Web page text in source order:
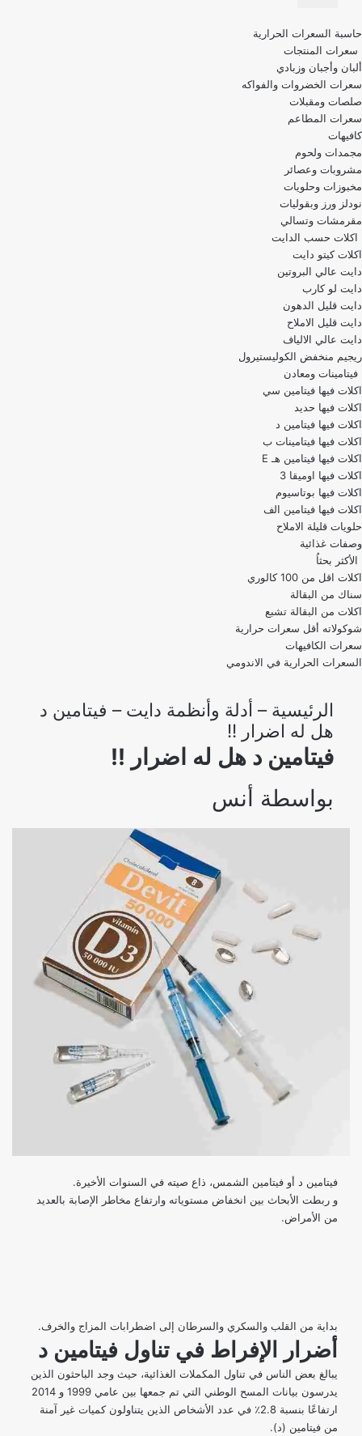
قائمة
التنقل
حاسبة السعرات الحرارية
سعرات المنتجات
ألبان وأجبان وزبادي
سعرات الخضروات والفواكه
صلصات ومقبلات
سعرات المطاعم
كافيهات
مجمدات ولحوم
مشروبات وعصائر
مخبوزات وحلويات
نودلز ورز وبقوليات
مقرمشات وتسالي
اكلات حسب الدايت
اكلات كيتو دايت
دايت عالي البروتين
دايت لو كارب
دايت قليل الدهون
دايت قليل الاملاح
دايت عالي الالياف
ريجيم منخفض الكوليستيرول
فيتامينات ومعادن
اكلات فيها فيتامين سي
اكلات فيها حديد
اكلات فيها فيتامين د
اكلات فيها فيتامينات ب
اكلات فيها فيتامين هـ E
اكلات فيها اوميقا 3
اكلات فيها بوتاسيوم
اكلات فيها فيتامين الف
حلويات قليلة الاملاح
وصفات غذائية
الأكثر بحثاُ
اكلات اقل من 100 كالوري
اكلات من البقالة تشبع
شوكولاته أقل سعرات حرارية
سعرات الكافيهات
السعرات الحرارية في الاندومي
الرئيسية – أدلة وأنظمة دايت – فيتامين د
هل له اضرار !!
فيتامين د هل له اضرار !!
بواسطة أنس
فيتامين د أو فيتامين الشمس، ذاع صيته في السنوات الأخيرة.
و ربطت الأبحاث بين انخفاض مستوياته وارتفاع مخاطر الإصابة بالعديد
من الأمراض.
بداية من القلب والسكري والسرطان إلى اضطرابات المزاج والخرف.
أضرار الإفراط في تناول فيتامين د
يبالغ بعض الناس في تناول المكملات الغذائية، حيث وجد الباحثون الذين
يدرسون بيانات المسح الوطني التي تم جمعها بين عامي 1999 و 2014
ارتفاعًا بنسبة 2.8٪ في عدد الأشخاص الذين يتناولون كميات غير آمنة
من فيتامين (د).